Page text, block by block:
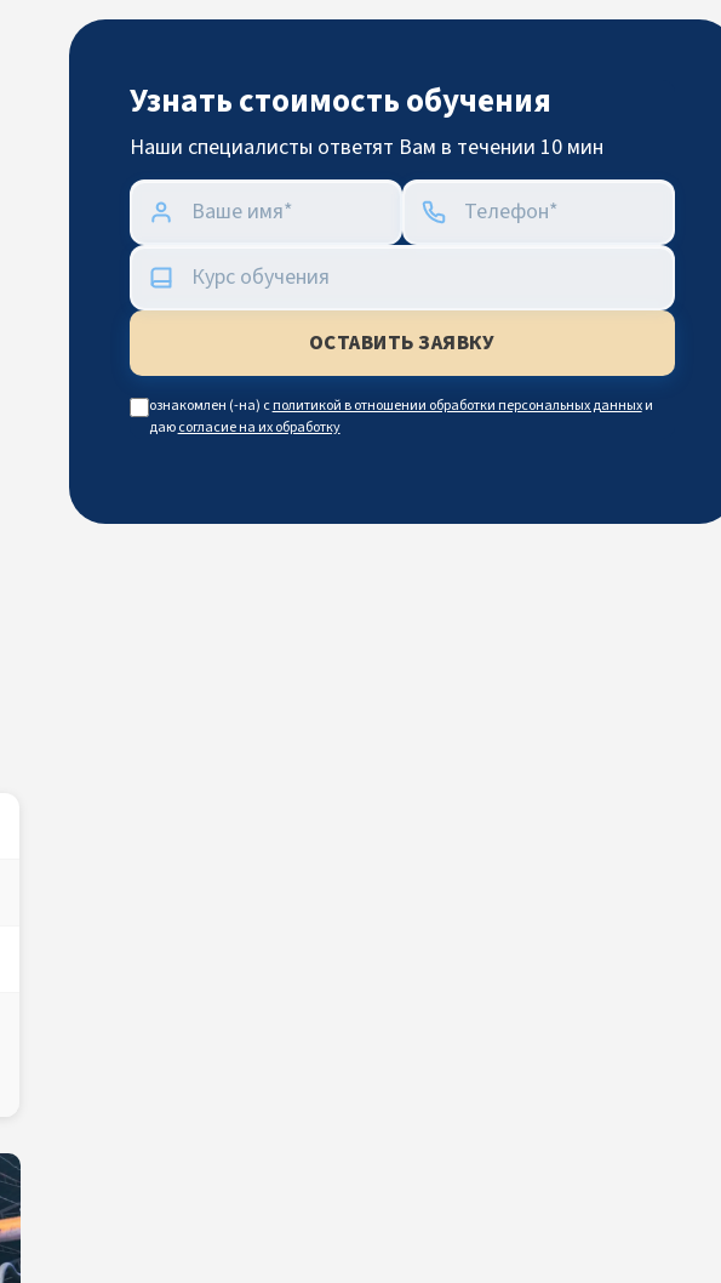
Узнать стоимость обучения
Наши специалисты ответят Вам в течении 10 мин
ознакомлен (-на) сполитикой в отношении обработки персональных данныхи
даюсогласие на их обработку